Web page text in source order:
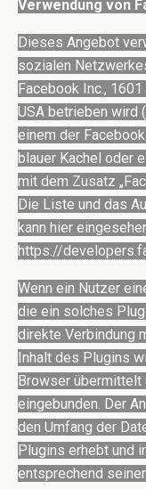
Verwendung von
Dieses Angebot
sozialen
Facebook Inc.,
USA betrieben wird
einem der
blauer Kachel oder
mit dem Zusatz
Die Liste und das
kann hier
https://
Wenn ein Nutzer
die ein solches
direkte Verbindung
Inhalt des Plugins
Browser
eingebunden. Der
den Umfang der
Plugins erhebt und
entsprechend